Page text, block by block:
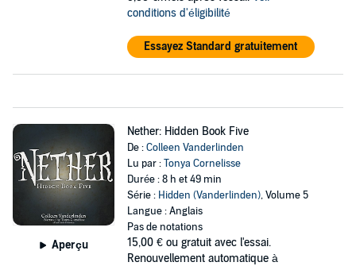
conditions d'éligibilité
Essayez Standard gratuitement
Aperçu
Nether: Hidden Book Five
De :Colleen Vanderlinden
Lu par :Tonya Cornelisse
Durée : 8 h et 49 min
Série : Hidden (Vanderlinden), Volume 5
Langue : Anglais
Pas de notations
15,00 € ou gratuit avec l'essai.
Renouvellement automatique à